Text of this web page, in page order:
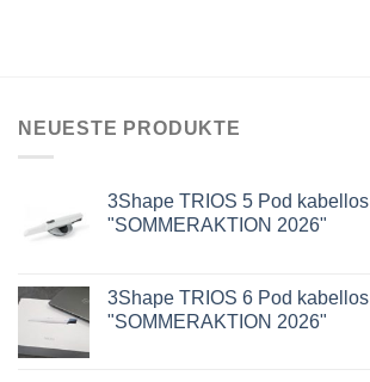
NEUESTE PRODUKTE
3Shape TRIOS 5 Pod kabellos
"SOMMERAKTION 2026"
3Shape TRIOS 6 Pod kabellos
"SOMMERAKTION 2026"